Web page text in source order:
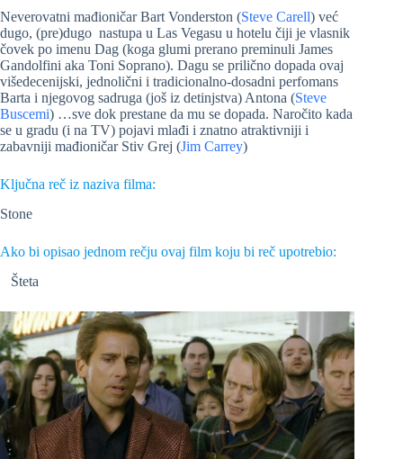
Neverovatni mađioničar Bart Vonderston (Steve Carell) već
dugo, (pre)dugo nastupa u Las Vegasu u hotelu čiji je vlasnik
čovek po imenu Dag (koga glumi prerano preminuli James
Gandolfini aka Toni Soprano). Dagu se prilično dopada ovaj
višedecenijski, jednolični i tradicionalno-dosadni perfomans
Barta i njegovog sadruga (još iz detinjstva) Antona (Steve
Buscemi) …sve dok prestane da mu se dopada. Naročito kada
se u gradu (i na TV) pojavi mlađi i znatno atraktivniji i
zabavniji mađioničar Stiv Grej (Jim Carrey)
Ključna reč iz naziva filma:
Stone
Ako bi opisao jednom rečju ovaj film koju bi reč upotrebio:
Šteta